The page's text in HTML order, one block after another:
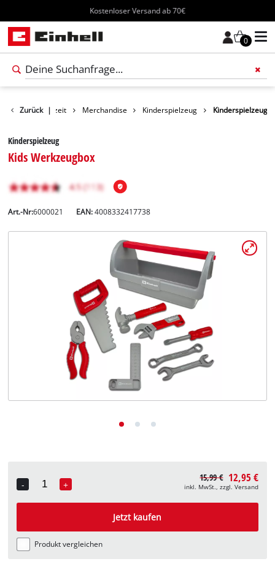
Kostenloser Versand ab 70€
0
Zurück |
Freizeit Merchandise Kinderspielzeug Kinderspielzeug
Kinderspielzeug
Kids Werkzeugbox
Art.-Nr:6000021 EAN:4008332417738
-
Quantity
+
15,99 € 12,95 €
inkl. MwSt., zzgl. Versand
Jetzt kaufen
Produkt vergleichen